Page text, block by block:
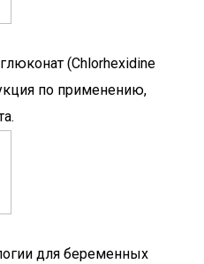
(Chlorhexidine
по применению,
для беременных